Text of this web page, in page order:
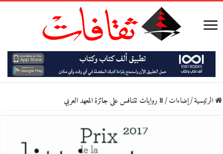
الرئيسية/إضاءات/8 روايات تتنافس على جائزة المعهد العربي